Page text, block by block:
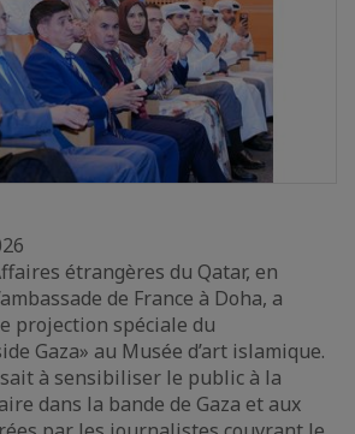
étrangères du Qatar, en
de France à Doha, a
projection spéciale du
Gaza» au Musée d’art islamique.
à sensibiliser le public à la
dans la bande de Gaza et aux